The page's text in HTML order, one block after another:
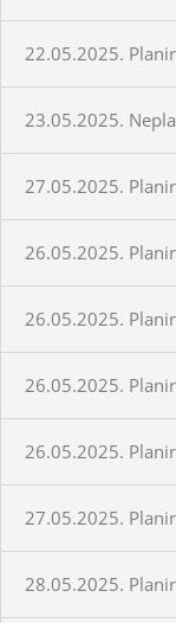
22.05.2025.
23.05.2025.
27.05.2025.
26.05.2025.
26.05.2025.
26.05.2025.
26.05.2025.
27.05.2025.
28.05.2025.